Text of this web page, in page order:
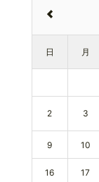
日 月
2 3
9 10
16 17